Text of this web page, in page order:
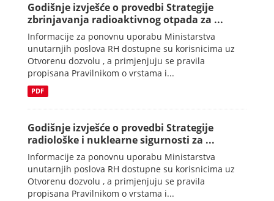
Godišnje izvješće o provedbi Strategije
zbrinjavanja radioaktivnog otpada za ...
Informacije za ponovnu uporabu Ministarstva
unutarnjih poslova RH dostupne su korisnicima uz
Otvorenu dozvolu , a primjenjuju se pravila
propisana Pravilnikom o vrstama i...
PDF
Godišnje izvješće o provedbi Strategije
radiološke i nuklearne sigurnosti za ...
Informacije za ponovnu uporabu Ministarstva
unutarnjih poslova RH dostupne su korisnicima uz
Otvorenu dozvolu , a primjenjuju se pravila
propisana Pravilnikom o vrstama i...